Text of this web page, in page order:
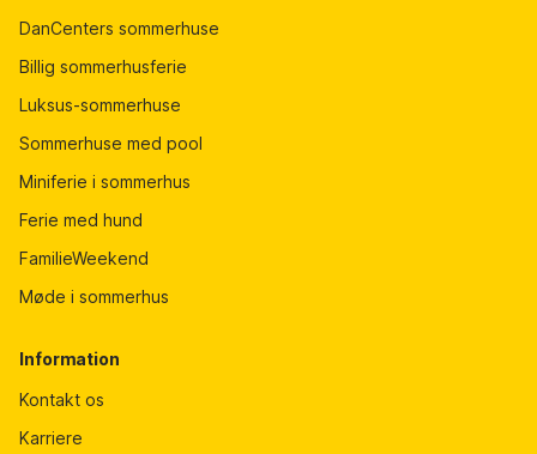
DanCenters sommerhuse
Billig sommerhusferie
Luksus-sommerhuse
Sommerhuse med pool
Miniferie i sommerhus
Ferie med hund
FamilieWeekend
Møde i sommerhus
Information
Kontakt os
Karriere